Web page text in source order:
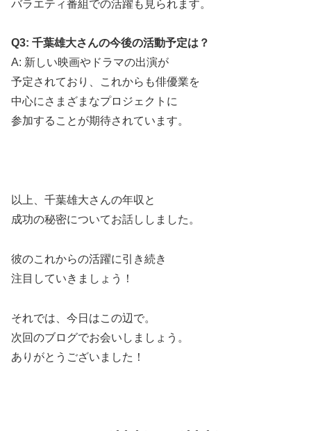
バラエティ番組での活躍も見られます。
Q3: 千葉雄大さんの今後の活動予定は？
A: 新しい映画やドラマの出演が
予定されており、これからも俳優業を
中心にさまざまなプロジェクトに
参加することが期待されています。
以上、千葉雄大さんの年収と
成功の秘密についてお話ししました。
彼のこれからの活躍に引き続き
注目していきましょう！
それでは、今日はこの辺で。
次回のブログでお会いしましょう。
ありがとうございました！